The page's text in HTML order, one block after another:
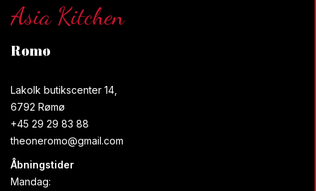
Asia Kitchen
Rømø
Lakolk butikscenter 14,
6792 Rømø
+45 29 29 83 88
theoneromo@gmail.com
Åbningstider
Mandag: